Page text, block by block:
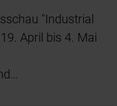
"Industrial
April bis 4. Mai